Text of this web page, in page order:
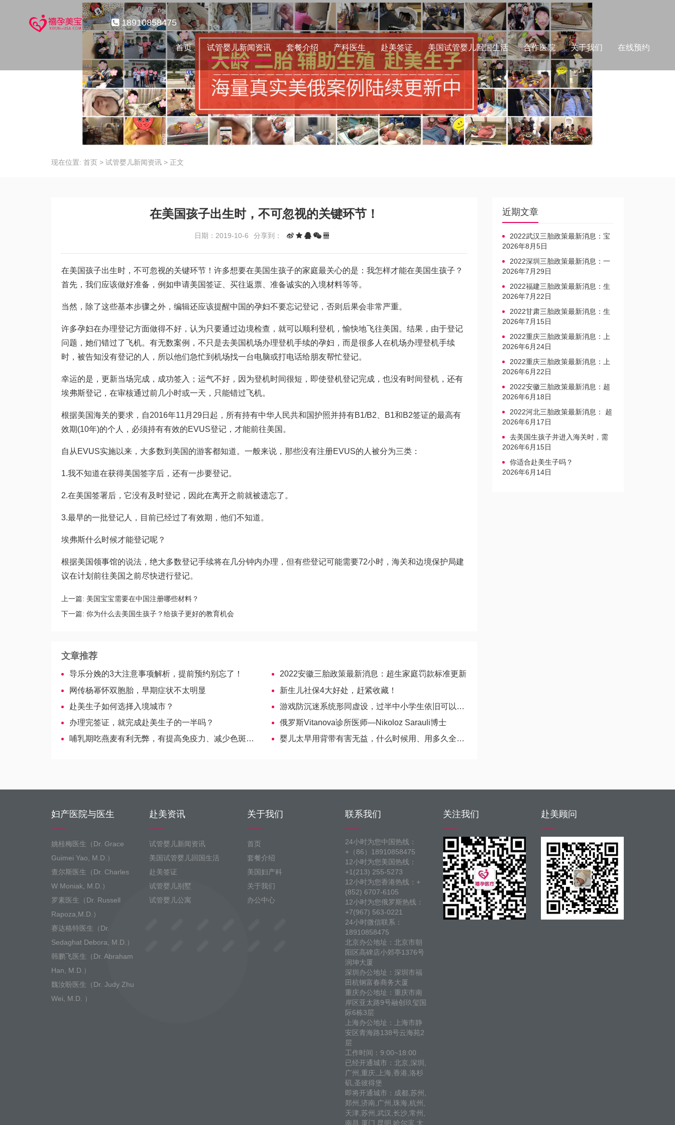
18910858475
首页 试管婴儿新闻资讯 套餐介绍 产科医生 赴美签证 美国试管婴儿回国生活 合作医院 关于我们 在线预约
现在位置: 首页 > 试管婴儿新闻资讯 > 正文
在美国孩子出生时，不可忽视的关键环节！
日期：2019-10-6 分享到：
在美国孩子出生时，不可忽视的关键环节！许多想要在美国生孩子的家庭最关心的是：我怎样才能在美国生孩子？
首先，我们应该做好准备，例如申请美国签证、买往返票、准备诚实的入境材料等等。
当然，除了这些基本步骤之外，编辑还应该提醒中国的孕妇不要忘记登记，否则后果会非常严重。
许多孕妇在办理登记方面做得不好，认为只要通过边境检查，就可以顺利登机，愉快地飞往美国。结果，由于登记
问题，她们错过了飞机。有无数案例，不只是去美国机场办理登机手续的孕妇，而是很多人在机场办理登机手续
时，被告知没有登记的人，所以他们急忙到机场找一台电脑或打电话给朋友帮忙登记。
幸运的是，更新当场完成，成功签入；运气不好，因为登机时间很短，即使登机登记完成，也没有时间登机，还有
埃弗斯登记，在审核通过前几小时或一天，只能错过飞机。
根据美国海关的要求，自2016年11月29日起，所有持有中华人民共和国护照并持有B1/B2、B1和B2签证的最高有
效期(10年)的个人，必须持有有效的EVUS登记，才能前往美国。
自从EVUS实施以来，大多数到美国的游客都知道。一般来说，那些没有注册EVUS的人被分为三类：
1.我不知道在获得美国签字后，还有一步要登记。
2.在美国签署后，它没有及时登记，因此在离开之前就被遗忘了。
3.最早的一批登记人，目前已经过了有效期，他们不知道。
埃弗斯什么时候才能登记呢？
根据美国领事馆的说法，绝大多数登记手续将在几分钟内办理，但有些登记可能需要72小时，海关和边境保护局建
议在计划前往美国之前尽快进行登记。
上一篇: 美国宝宝需要在中国注册哪些材料？
下一篇: 你为什么去美国生孩子？给孩子更好的教育机会
文章推荐
导乐分娩的3大注意事项解析，提前预约别忘了！
2022安徽三胎政策最新消息：超生家庭罚款标准更新
网传杨幂怀双胞胎，早期症状不太明显
新生儿社保4大好处，赶紧收藏！
赴美生子如何选择入境城市？
游戏防沉迷系统形同虚设，过半中小学生依旧可以解开
办理完签证，就完成赴美生子的一半吗？
俄罗斯Vitanova诊所医师—Nikoloz Sarauli博士
哺乳期吃燕麦有利无弊，有提高免疫力、减少色斑等功效
婴儿太早用背带有害无益，什么时候用、用多久全揭晓-哈萨克斯坦试管婴儿
近期文章
2022武汉三胎政策最新消息：宝
宝上户口不再罚款
2026年8月5日
2022深圳三胎政策最新消息：一
文读懂上户口是否罚款
2026年7月29日
2022福建三胎政策最新消息：生
育奖励发放迎新标准
2026年7月22日
2022甘肃三胎政策最新消息：生
育产假不享受带薪福利
2026年7月15日
2022重庆三胎政策最新消息：上
户口、办准生证指南
2026年6月24日
2022重庆三胎政策最新消息：上
户口、办准生证指南
2026年6月22日
2022安徽三胎政策最新消息：超
生家庭罚款标准更新
2026年6月18日
2022河北三胎政策最新消息： 超
生三孩不再缴纳社会抚养费
2026年6月17日
去美国生孩子并进入海关时，需
要注意的事项是什么？
2026年6月15日
你适合赴美生子吗？
2026年6月14日
妇产医院与医生
姚桂梅医生（Dr. Grace
Guimei Yao, M.D.）
查尔斯医生（Dr. Charles
W Moniak, M.D.）
罗素医生（Dr. Russell
Rapoza,M.D.）
赛达格特医生（Dr.
Sedaghat Debora, M.D.）
韩鹏飞医生（Dr. Abraham
Han, M.D.）
魏汝盼医生（Dr. Judy Zhu
Wei, M.D. ）
赴美资讯
试管婴儿新闻资讯
美国试管婴儿回国生活
赴美签证
试管婴儿别墅
试管婴儿公寓
关于我们
首页
套餐介绍
美国妇产科
关于我们
办公中心
联系我们
24小时为您中国热线：
+（86）18910858475
12小时为您美国热线：
+1(213) 255-5273
12小时为您香港热线：+
(852) 6707-6105
12小时为您俄罗斯热线：
+7(967) 563-0221
24小时微信联系：
18910858475
北京办公地址：北京市朝
阳区高碑店小郊亭1376号
润坤大厦
深圳办公地址：深圳市福
田杭钢富春商务大厦
重庆办公地址：重庆市南
岸区亚太路9号融创玖玺国
际6栋3层
上海办公地址：上海市静
安区青海路138号云海苑2
层
工作时间：9:00~18:00
已经开通城市：北京,深圳,
广州,重庆,上海,香港,洛杉
矶,圣彼得堡
即将开通城市：成都,苏州,
郑州,济南,广州,珠海,杭州,
天津,苏州,武汉,长沙,常州,
南昌,厦门,昆明,哈尔滨,大
关注我们 赴美顾问